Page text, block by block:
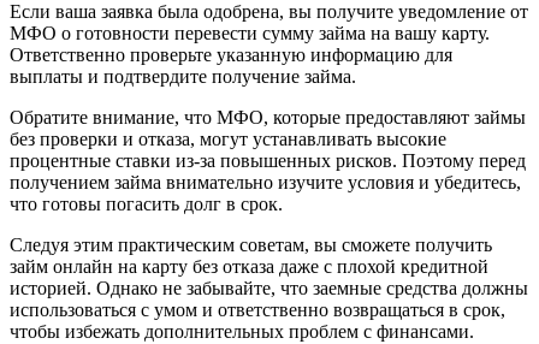
Если ваша заявка была одобрена, вы получите уведомление от
МФО о готовности перевести сумму займа на вашу карту.
Ответственно проверьте указанную информацию для
выплаты и подтвердите получение займа.
Обратите внимание, что МФО, которые предоставляют займы
без проверки и отказа, могут устанавливать высокие
процентные ставки из-за повышенных рисков. Поэтому перед
получением займа внимательно изучите условия и убедитесь,
что готовы погасить долг в срок.
Следуя этим практическим советам, вы сможете получить
займ онлайн на карту без отказа даже с плохой кредитной
историей. Однако не забывайте, что заемные средства должны
использоваться с умом и ответственно возвращаться в срок,
чтобы избежать дополнительных проблем с финансами.